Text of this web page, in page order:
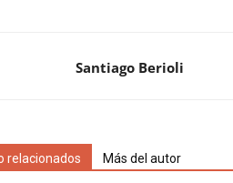
Santiago Berioli
relacionados Más del autor